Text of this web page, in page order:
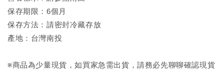
保存期限：6個月
保存方法：請密封冷藏存放
產地：台灣南投
※商品為少量現貨，如買家急需出貨，請務必先聊聊確認現貨